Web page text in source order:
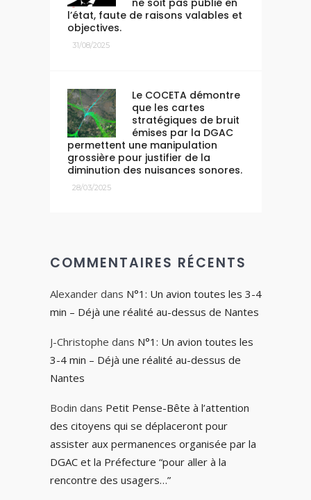
l’état, faute de raisons valables et
objectives.
31/08/2025
Le COCETA démontre
que les cartes
stratégiques de bruit
émises par la DGAC
permettent une manipulation
grossière pour justifier de la
diminution des nuisances sonores.
28/03/2025
COMMENTAIRES RÉCENTS
Alexanderdans N°1: Un avion toutes les 3-4
min – Déjà une réalité au-dessus de Nantes
J-Christophe dans N°1: Un avion toutes les
3-4 min – Déjà une réalité au-dessus de
Nantes
Bodin dans Petit Pense-Bête à l’attention
des citoyens qui se déplaceront pour
assister aux permanences organisée par la
DGAC et la Préfecture “pour aller à la
rencontre des usagers…”